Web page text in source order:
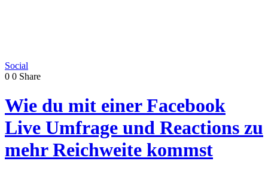
Social
0 0 Share
Wie du mit einer Facebook
Live Umfrage und Reactions zu
mehr Reichweite kommst